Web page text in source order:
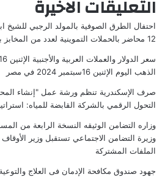
التعليقات الاخيرة
احتفال الطرق الصوفية بالمولد الرجبي للشيخ
12 محاضر بالحملات التموينية لعدد من المخابز بنطاق مركز ومدينة دسوق
سعر الدولار والعملات العربية والأجنبية الإثنين 16 سبتمبر 2024
الذهب اليوم الإثنين 16سبتمبر 2024 في مصر
صرف الإسكندرية تنظم ورشة عمل "إنشاء
التحول الرقمي بالشركة القابضة للمياه:
وزاره التضامن الوثيقه النسخة الرابعة من
وزيرة التضامن الاجتماعي تستقبل وزير
الملفات المشتركة
جهود صندوق مكافحة الإدمان فى العلاج